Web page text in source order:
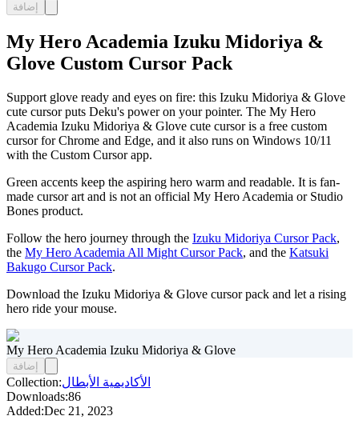
إضافة
My Hero Academia Izuku Midoriya &
Glove Custom Cursor Pack
Support glove ready and eyes on fire: this Izuku Midoriya & Glove
cute cursor puts Deku's power on your pointer. The My Hero
Academia Izuku Midoriya & Glove cute cursor is a free custom
cursor for Chrome and Edge, and it also runs on Windows 10/11
with the Custom Cursor app.
Green accents keep the aspiring hero warm and readable. It is fan-
made cursor art and is not an official My Hero Academia or Studio
Bones product.
Follow the hero journey through the Izuku Midoriya Cursor Pack,
the My Hero Academia All Might Cursor Pack, and the Katsuki
Bakugo Cursor Pack.
Download the Izuku Midoriya & Glove cursor pack and let a rising
hero ride your mouse.
My Hero Academia Izuku Midoriya & Glove
إضافة
Collection:الأكاديمية الأبطال
Downloads:86
Added:Dec 21, 2023